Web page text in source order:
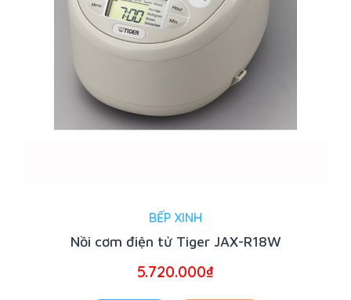
BẾP XINH
Nồi cơm điện tử Tiger JAX-R18W
5.720.000₫